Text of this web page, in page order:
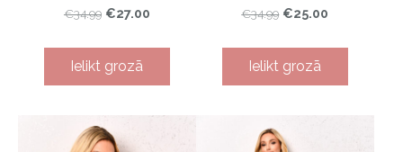
€34.99 €27.00
Ielikt grozā
€34.99 €25.00
Ielikt grozā